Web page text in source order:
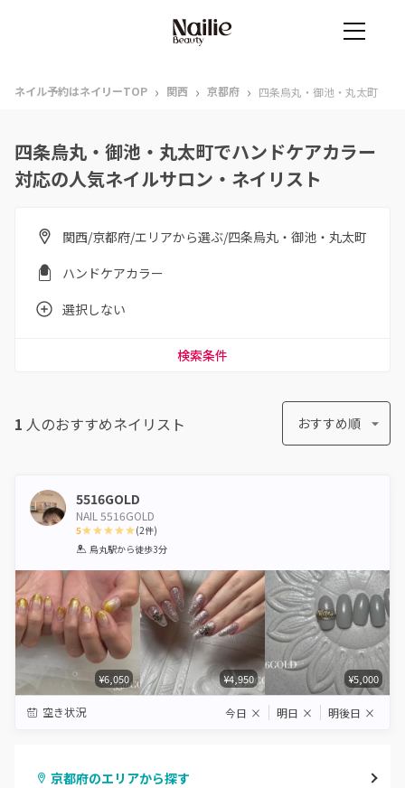
ネイル予約はネイリーTOP › 関西 › 京都府 › 四条烏丸・御池・丸太町
四条烏丸・御池・丸太町でハンドケアカラー
対応の人気ネイルサロン・ネイリスト
関西/京都府/エリアから選ぶ/四条烏丸・御池・丸太町
ハンドケアカラー
選択しない
検索条件
1 人のおすすめネイリスト おすすめ順
5516GOLD
NAIL 5516GOLD
5
1 2 3 4 5
(2件)
烏丸駅から徒歩3分
¥6,050 ¥4,950 ¥5,000
空き状況 今日 × 明日 × 明後日 ×
京都府のエリアから探す